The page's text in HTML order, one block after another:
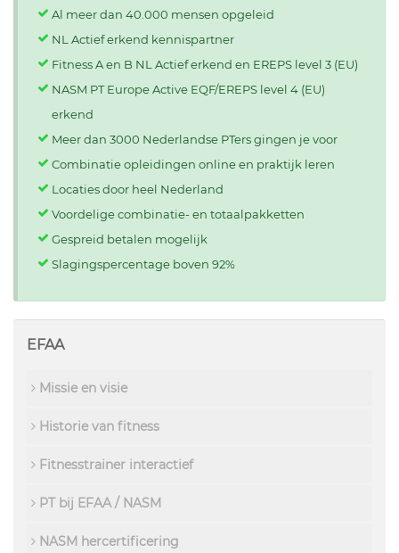
Al meer dan 40.000 mensen opgeleid
NL Actief erkend kennispartner
Fitness A en B NL Actief erkend en EREPS level 3 (EU)
NASM PT Europe Active EQF/EREPS level 4 (EU)
erkend
Meer dan 3000 Nederlandse PTers gingen je voor
Combinatie opleidingen online en praktijk leren
Locaties door heel Nederland
Voordelige combinatie- en totaalpakketten
Gespreid betalen mogelijk
Slagingspercentage boven 92%
EFAA
Missie en visie
Historie van fitness
Fitnesstrainer interactief
PT bij EFAA / NASM
NASM hercertificering